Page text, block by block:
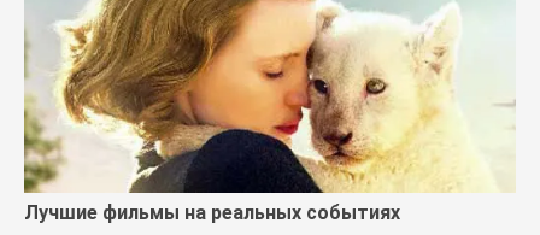
Лучшие фильмы на реальных событиях